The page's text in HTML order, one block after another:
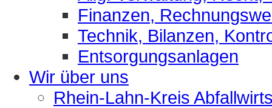
Finanzen,
Technik, Bilanzen,
Entsorgungsanlagen
Wir über uns
Rhein-Lahn-Kreis